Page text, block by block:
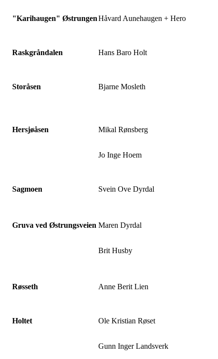
"Karihaugen" ØstrungenHåvard Aunehaugen + Hero
Raskgråndalen Hans Baro Holt
Storåsen Bjarne Mosleth
Hersjøåsen Mikal Rønsberg
Jo Inge Hoem
Sagmoen Svein Ove Dyrdal
Gruva ved Østrungsveien Maren Dyrdal
Brit Husby
Røsseth Anne Berit Lien
Holtet Ole Kristian Røset
Gunn Inger Landsverk